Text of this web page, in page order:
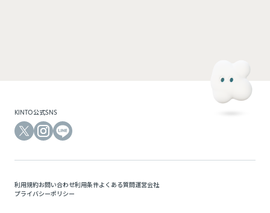
KINTO公式SNS
利用規約お問い合わせ利用条件よくある質問運営会社
プライバシーポリシー